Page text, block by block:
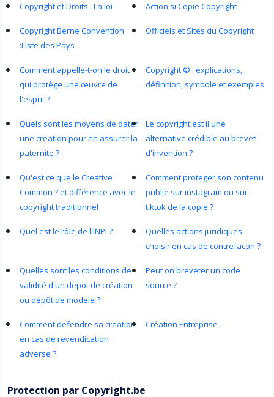
Copyright et Droits : La loi Action si Copie Copyright
Copyright Berne Convention
:Liste des Pays
Officiels et Sites du Copyright
Comment appelle-t-on le droit
qui protège une œuvre de
l'esprit ?
Copyright © : explications,
définition, symbole et exemples.
Quels sont les moyens de dater
une creation pour en assurer la
paternite ?
Le copyright est il une
alternative crédible au brevet
d'invention ?
Qu'est ce que le Creative
Common ? et différence avec le
copyright traditionnel
Comment proteger son contenu
publie sur instagram ou sur
tiktok de la copie ?
Quel est le rôle de l'INPI ?
Quelles actions juridiques
choisir en cas de contrefacon ?
Quelles sont les conditions de
validité d'un depot de création
ou dépôt de modele ?
Peut on breveter un code
source ?
Comment defendre sa creation
en cas de revendication
adverse ?
Création Entreprise
Protection par Copyright.be